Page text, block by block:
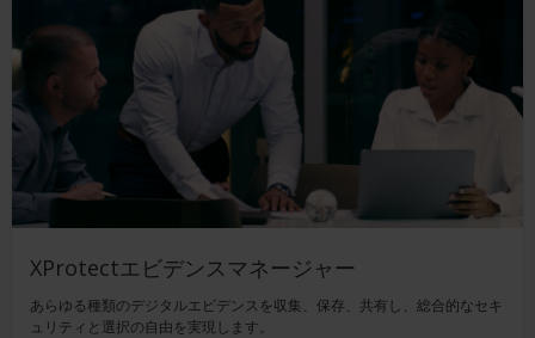
XProtectエビデンスマネージャー
あらゆる種類のデジタルエビデンスを収集、保存、共有し、総合的なセキ
ュリティと選択の自由を実現します。